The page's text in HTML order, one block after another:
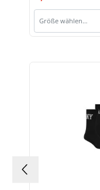
Größe wählen…